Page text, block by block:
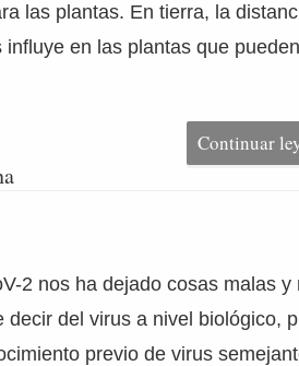
las plantas. En tierra, la
en las plantas que
Continuar
2 nos ha dejado cosas malas y
del virus a nivel biológico,
previo de virus